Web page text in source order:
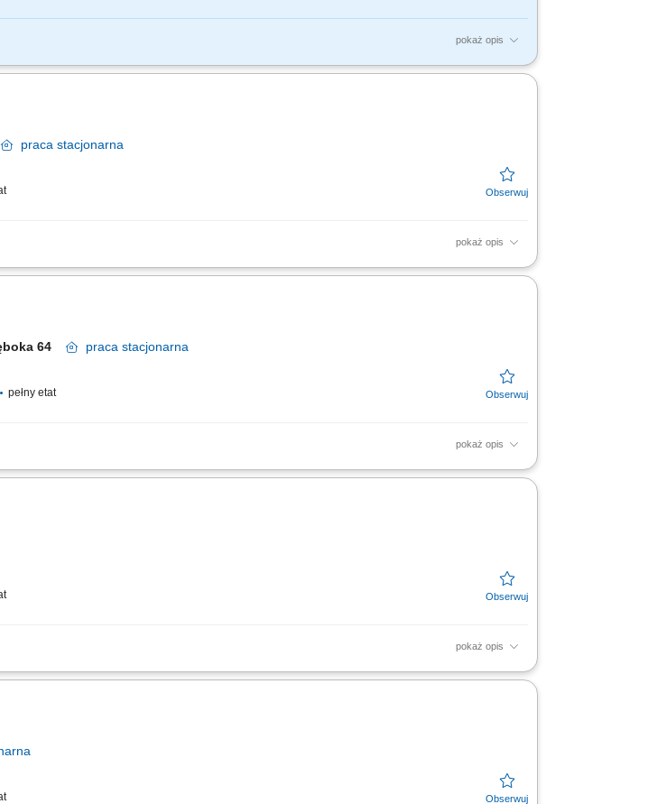
pokaż opis
kasy fiskalnej i terminala; Przygotowanie kanapek i deserów, podgrzanie posiłków;
praca stacjonarna
pokaż opis
zdobywać wiedzę i doświadczenie przy wsparciu opiekuna wdrożenia oraz zespołu.
64 praca stacjonarna
pełny etat
pokaż opis
Profesjonalna obsługa klientów zgodnie ze standardami firmy. Prawidłowa ekspozycja
pokaż opis
zwrotów oraz obsługa reklamacji zgodnie z obowiązującymi procedurami. Wystawianie